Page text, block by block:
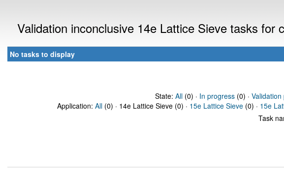
Validation inconclusive 14e Lattice Sieve tasks for
No tasks to display
State: All(0) · In progress(0) · Validation
Application: All (0) · 14e Lattice Sieve (0) · 15e Lattice Sieve (0) · 15e
Task